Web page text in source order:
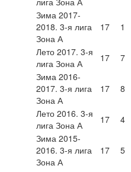
Зима 2017-
2018. 3-я лига
Зона А
17 1
Лето 2017. 3-я
лига Зона А
17 7
Зима 2016-
2017. 3-я лига
Зона А
17 8
Лето 2016. 3-я
лига Зона А
17 4
Зима 2015-
2016. 3-я лига
Зона А
17 5